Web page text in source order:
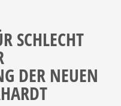
SCHLECHT
DER NEUEN